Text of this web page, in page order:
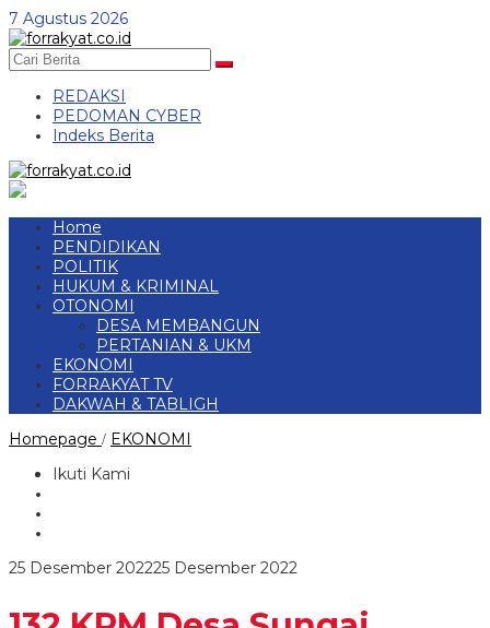
Skip
to
content
7 Agustus 2026
REDAKSI
PEDOMAN CYBER
Indeks Berita
Home
PENDIDIKAN
POLITIK
HUKUM & KRIMINAL
OTONOMI
DESA MEMBANGUN
PERTANIAN & UKM
EKONOMI
FORRAKYAT TV
DAKWAH & TABLIGH
Homepage / EKONOMI
Tahap
Ikuti Kami
25 Desember 202225 Desember 2022